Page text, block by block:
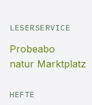
LESERSERVICE
Probeabo
natur Marktplatz
HEFTE